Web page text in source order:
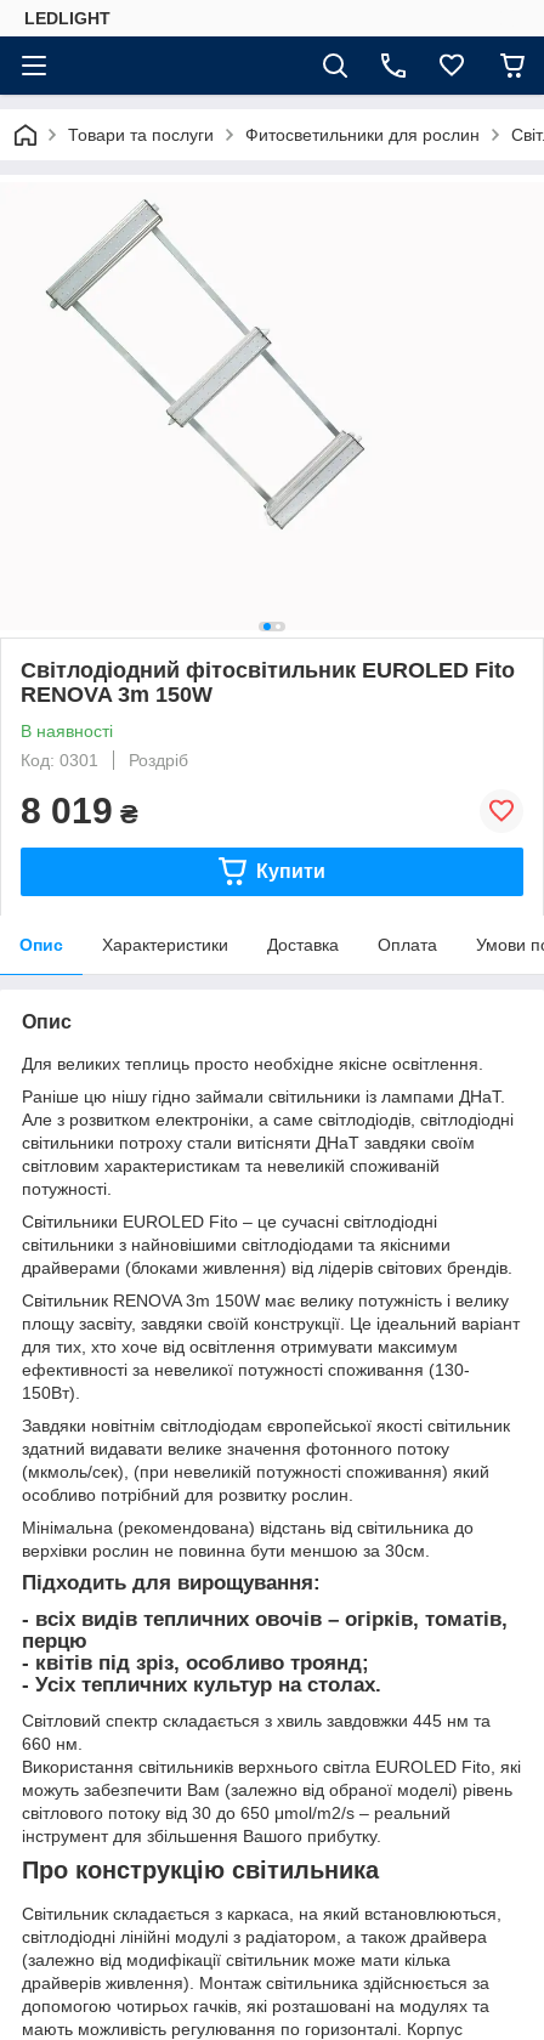
LEDLIGHT
Товари та послуги Фитосветильники для рослин
Світлодіодний фітосвітильник EUROLED Fito
RENOVA 3m 150W
В наявності
Код: 0301
Роздріб
8 019 ₴
Купити
Опис Характеристики Доставка Оплата Умови
Опис
Для великих теплиць просто необхідне якісне освітлення.
Раніше цю нішу гідно займали світильники із лампами ДНаТ.
Але з розвитком електроніки, а саме світлодіодів, світлодіодні
світильники потроху стали витісняти ДНаТ завдяки своїм
світловим характеристикам та невеликій споживаній
потужності.
Світильники EUROLED Fito – це сучасні світлодіодні
світильники з найновішими світлодіодами та якісними
драйверами (блоками живлення) від лідерів світових брендів.
Світильник RENOVA 3m 150W має велику потужність і велику
площу засвіту, завдяки своїй конструкції. Це ідеальний варіант
для тих, хто хоче від освітлення отримувати максимум
ефективності за невеликої потужності споживання (130-
150Вт).
Завдяки новітнім світлодіодам європейської якості світильник
здатний видавати велике значення фотонного потоку
(мкмоль/сек), (при невеликій потужності споживання) який
особливо потрібний для розвитку рослин.
Мінімальна (рекомендована) відстань від світильника до
верхівки рослин не повинна бути меншою за 30см.
Підходить для вирощування:
- всіх видів тепличних овочів – огірків, томатів,
перцю
- квітів під зріз, особливо троянд;
- Усіх тепличних культур на столах.
Світловий спектр складається з хвиль завдовжки 445 нм та
660 нм.
Використання світильників верхнього світла EUROLED Fito, які
можуть забезпечити Вам (залежно від обраної моделі) рівень
світлового потоку від 30 до 650 μmol/m2/s – реальний
інструмент для збільшення Вашого прибутку.
Про конструкцію світильника
Світильник складається з каркаса, на який встановлюються,
світлодіодні лінійні модулі з радіатором, а також драйвера
(залежно від модифікації світильник може мати кілька
драйверів живлення). Монтаж світильника здійснюється за
допомогою чотирьох гачків, які розташовані на модулях та
мають можливість регулювання по горизонталі. Корпус